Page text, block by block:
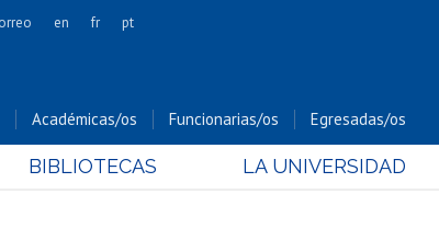
Cs. Forestales y Conservación
Cs. Sociales
en fr pt
Académicas/os Funcionarias/os Egresadas/os
BIBLIOTECAS LA UNIVERSIDAD